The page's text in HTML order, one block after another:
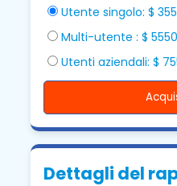
Utente singolo: $
Multi-utente : $ 5550
Utenti aziendali: $
Dettagli del